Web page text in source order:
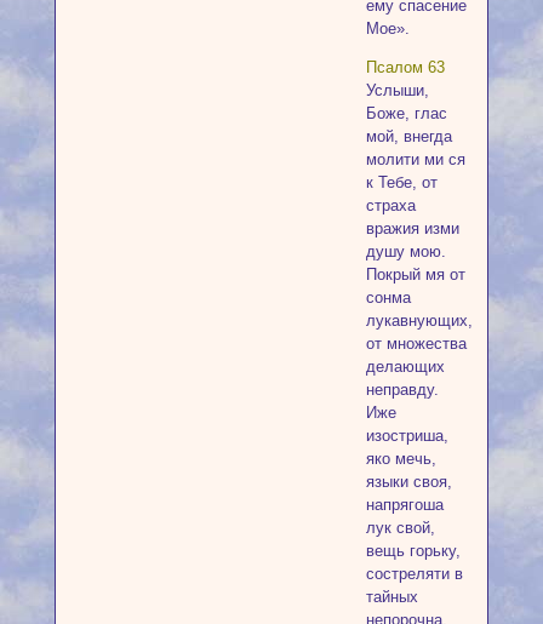
ему спасение
Мое».
Псалом 63
Услыши,
Боже, глас
мой, внегда
молити ми ся
к Тебе, от
страха
вражия изми
душу мою.
Покрый мя от
сонма
лукавнующих,
от множества
делающих
неправду.
Иже
изостриша,
яко мечь,
языки своя,
напрягоша
лук свой,
вещь горьку,
состреляти в
тайных
непорочна,